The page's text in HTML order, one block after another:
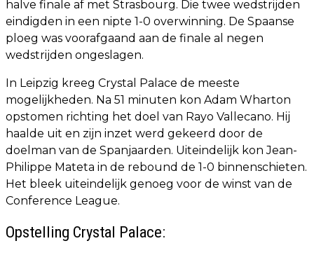
halve finale af met Strasbourg. Die twee wedstrijden
eindigden in een nipte 1-0 overwinning. De Spaanse
ploeg was voorafgaand aan de finale al negen
wedstrijden ongeslagen.
In Leipzig kreeg Crystal Palace de meeste
mogelijkheden. Na 51 minuten kon Adam Wharton
opstomen richting het doel van Rayo Vallecano. Hij
haalde uit en zijn inzet werd gekeerd door de
doelman van de Spanjaarden. Uiteindelijk kon Jean-
Philippe Mateta in de rebound de 1-0 binnenschieten.
Het bleek uiteindelijk genoeg voor de winst van de
Conference League.
Opstelling Crystal Palace: